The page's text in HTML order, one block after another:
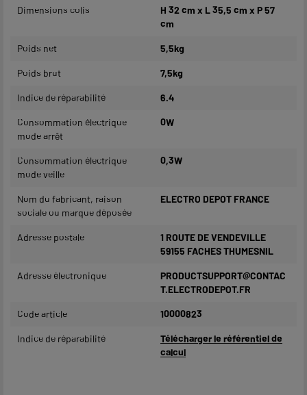
Dimensions colis
H 32 cm x L 35,5 cm x P 57
cm
Poids net 5,5kg
Poids brut 7,5kg
Indice de réparabilité 6.4
Consommation électrique
mode arrêt
0W
Consommation électrique
mode veille
0,3W
Nom du fabricant, raison
sociale ou marque déposée
ELECTRO DEPOT FRANCE
Adresse postale
1 ROUTE DE VENDEVILLE
59155 FACHES THUMESNIL
Adresse électronique
PRODUCTSUPPORT@CONTAC
T.ELECTRODEPOT.FR
Code article 10000823
Indice de réparabilité
Télécharger le référentiel de
calcul